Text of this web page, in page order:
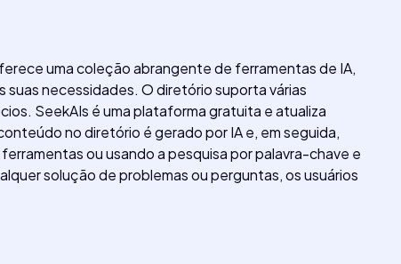
uma coleção abrangente de ferramentas de IA,
suas necessidades. O diretório suporta várias
SeekAIs é uma plataforma gratuita e atualiza
no diretório é gerado por IA e, em seguida,
ou usando a pesquisa por palavra-chave e
solução de problemas ou perguntas, os usuários